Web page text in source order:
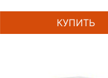
КУПИТЬ